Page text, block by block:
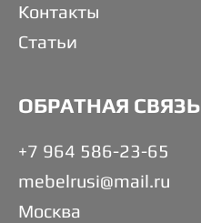
Контакты
Статьи
ОБРАТНАЯ СВЯЗЬ
+7 964 586-23-65
mebelrusi@mail.ru
Москва